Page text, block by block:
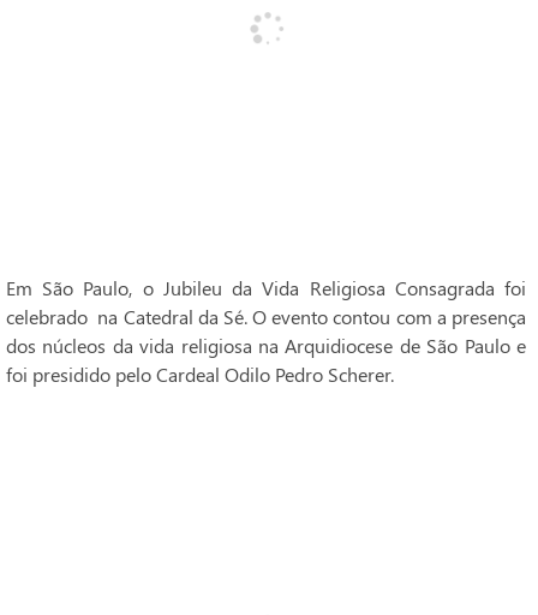
Em São Paulo, o Jubileu da Vida Religiosa Consagrada foi
celebrado na Catedral da Sé. O evento contou com a presença
dos núcleos da vida religiosa na Arquidiocese de São Paulo e
foi presidido pelo Cardeal Odilo Pedro Scherer.